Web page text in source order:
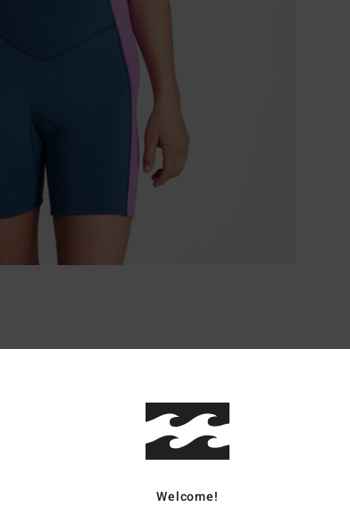
Welcome!